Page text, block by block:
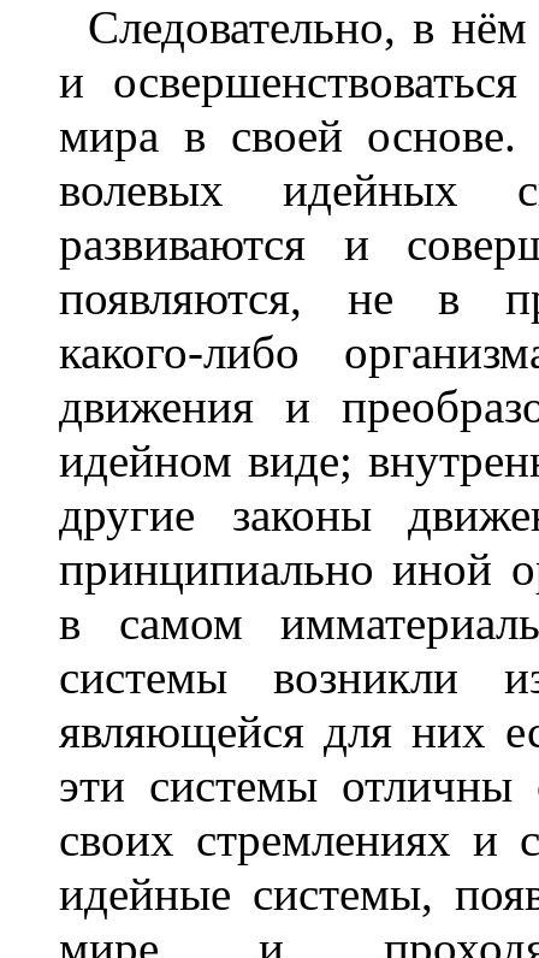
Следовательно, в нём
и
мира в своей
волевых идейных
развиваются и
появляются, не в
какого-либо
движения и
идейном виде;
другие законы
принципиально иной
в самом
системы возникли
являющейся для них
эти системы
своих стремлениях и
идейные системы,